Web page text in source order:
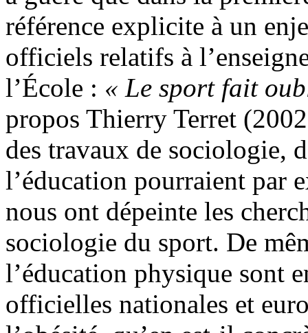
référence explicite à un
officiels relatifs à
l’École : « Le sport fait
propos Thierry Terret
des travaux de sociologie,
l’éducation pourraient par
nous ont dépeinte les
sociologie du sport. De
l’éducation physique sont
officielles nationales et